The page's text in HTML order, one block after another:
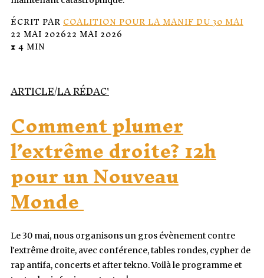
ÉCRIT PARCOALITION POUR LA MANIF DU 30 MAI
22 MAI 202622 MAI 2026
⧗ 4 MIN
ARTICLE/LA RÉDAC'
Comment plumer
l’extrême droite? 12h
pour un Nouveau
Monde
Le 30 mai, nous organisons un gros évènement contre
l'extrême droite, avec conférence, tables rondes, cypher de
rap antifa, concerts et after tekno. Voilà le programme et